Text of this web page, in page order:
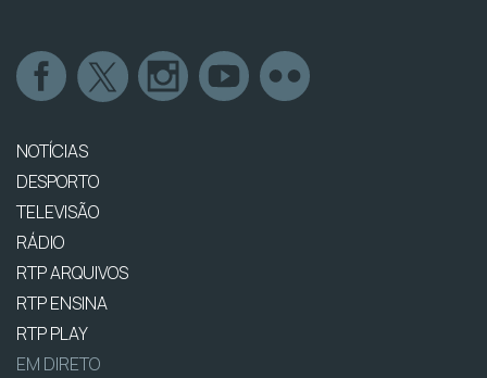
NOTÍCIAS
DESPORTO
TELEVISÃO
RÁDIO
RTP ARQUIVOS
RTP ENSINA
RTP PLAY
EM DIRETO